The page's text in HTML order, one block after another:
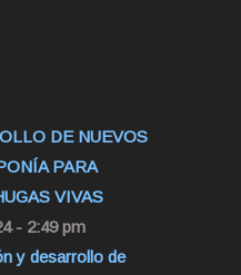
DE NUEVOS
PARA
VIVAS
- 2:49 pm
y desarrollo de